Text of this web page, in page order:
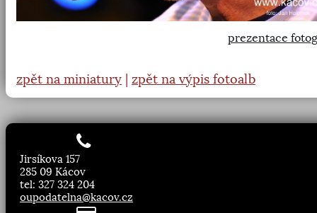
prezentace
zpět na miniatury zpět na výpis fotoalb
Jirsíkova 157
285 09 Kácov
tel: 327 324 204
oupodatelna@kacov.cz